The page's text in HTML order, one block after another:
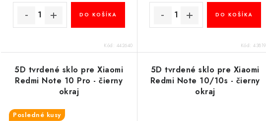
t
o
v
DO KOŠÍKA
Kód: 442640
DO KOŠÍKA
Kód:
5D tvrdené sklo pre Xiaomi
Redmi Note 10 Pro - čierny
okraj
Posledné kusy
5D tvrdené sklo pre Xiaomi
Redmi Note 10/10s - čierny
okraj